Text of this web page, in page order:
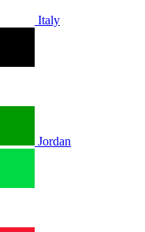
Italy
Jordan